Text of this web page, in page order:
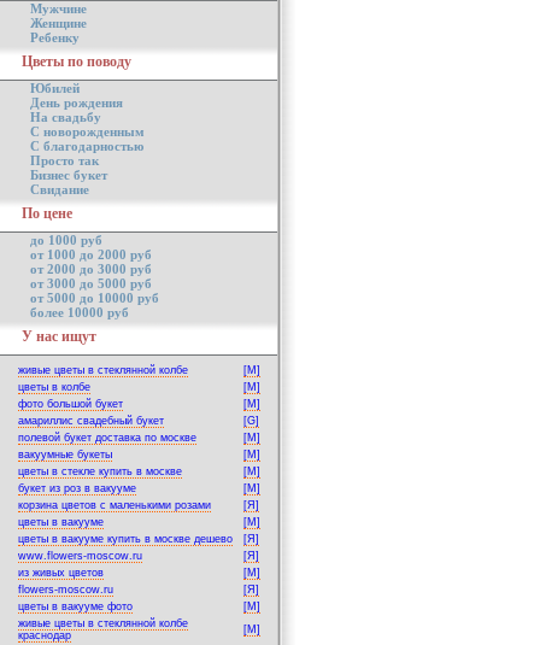
Мужчине
Женщине
Ребенку
Цветы по поводу
Юбилей
День рождения
На свадьбу
С новорожденным
С благодарностью
Просто так
Бизнес букет
Свидание
По цене
до 1000 руб
от 1000 до 2000 руб
от 2000 до 3000 руб
от 3000 до 5000 руб
от 5000 до 10000 руб
более 10000 руб
У нас ищут
живые цветы в стеклянной колбе
[M]
цветы в колбе
[M]
фото большой букет
[M]
амариллис свадебный букет
[G]
полевой букет доставка по москве
[M]
вакуумные букеты
[M]
цветы в стекле купить в москве
[M]
букет из роз в вакууме
[M]
корзина цветов с маленькими розами
[Я]
цветы в вакууме
[M]
цветы в вакууме купить в москве дешево
[Я]
www.flowers-moscow.ru
[Я]
из живых цветов
[M]
flowers-moscow.ru
[Я]
цветы в вакууме фото
[M]
живые цветы в стеклянной колбе
краснодар
[M]